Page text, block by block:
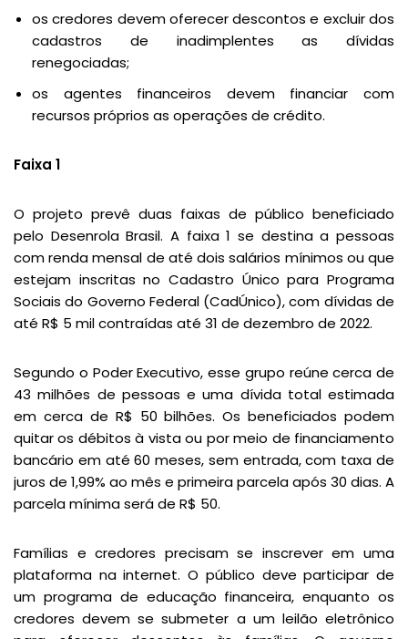
os credores devem oferecer descontos e excluir dos
cadastros de inadimplentes as dívidas
renegociadas;
os agentes financeiros devem financiar com
recursos próprios as operações de crédito.
Faixa 1
O projeto prevê duas faixas de público beneficiado
pelo Desenrola Brasil. A faixa 1 se destina a pessoas
com renda mensal de até dois salários mínimos ou que
estejam inscritas no Cadastro Único para Programa
Sociais do Governo Federal (CadÚnico), com dívidas de
até R$ 5 mil contraídas até 31 de dezembro de 2022.
Segundo o Poder Executivo, esse grupo reúne cerca de
43 milhões de pessoas e uma dívida total estimada
em cerca de R$ 50 bilhões. Os beneficiados podem
quitar os débitos à vista ou por meio de financiamento
bancário em até 60 meses, sem entrada, com taxa de
juros de 1,99% ao mês e primeira parcela após 30 dias. A
parcela mínima será de R$ 50.
Famílias e credores precisam se inscrever em uma
plataforma na internet. O público deve participar de
um programa de educação financeira, enquanto os
credores devem se submeter a um leilão eletrônico